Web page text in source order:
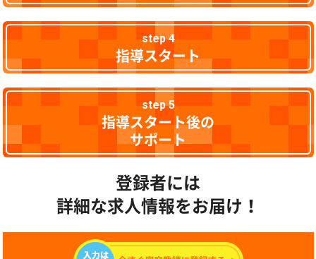
step 4
指導スタート
step 5
指導スタート後の
サポート
登録者には
詳細な求人情報をお届け！